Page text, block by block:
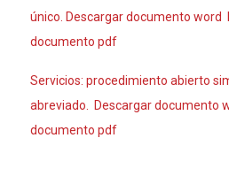
único. Descargar documento word
documento pdf
Servicios: procedimiento abierto
abreviado. Descargar documento
documento pdf